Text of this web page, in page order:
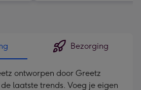
Bezorging
ontworpen door Greetz
laatste trends. Voeg je eigen